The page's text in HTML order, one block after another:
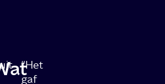
“Het
gaf